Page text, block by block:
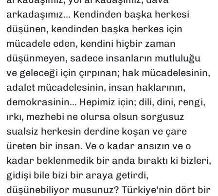
arkadaşımız... Kendinden başka herkesi
düşünen, kendinden başka herkes için
mücadele eden, kendini hiçbir zaman
düşünmeyen, sadece insanların mutluluğu
ve geleceği için çırpınan; hak mücadelesinin,
adalet mücadelesinin, insan haklarının,
demokrasinin... Hepimiz için; dili, dini, rengi,
ırkı, mezhebi ne olursa olsun sorgusuz
sualsiz herkesin derdine koşan ve çare
üreten bir insan. Ve o kadar ansızın ve o
kadar beklenmedik bir anda bıraktı ki bizleri,
gidişi bile bizi bir araya getirdi,
düşünebiliyor musunuz? Türkiye'nin dört bir